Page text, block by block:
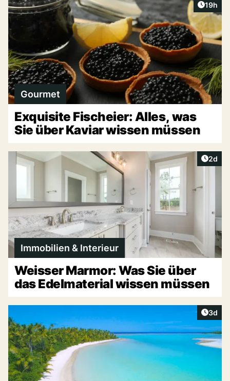
Artikel
19h
Gourmet
Exquisite Fischeier: Alles, was
Sie über Kaviar wissen müssen
2d
Immobilien & Interieur
Weisser Marmor: Was Sie über
das Edelmaterial wissen müssen
3d